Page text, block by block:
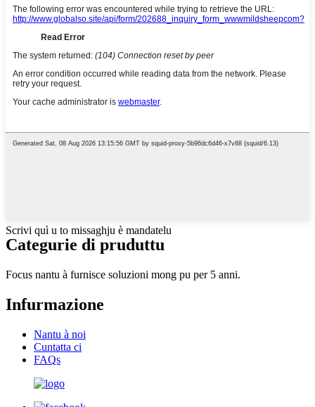
Scrivi quì u to missaghju è mandatelu
Categurie di pruduttu
Focus nantu à furnisce soluzioni mong pu per 5 anni.
Infurmazione
Nantu à noi
Cuntatta ci
FAQs